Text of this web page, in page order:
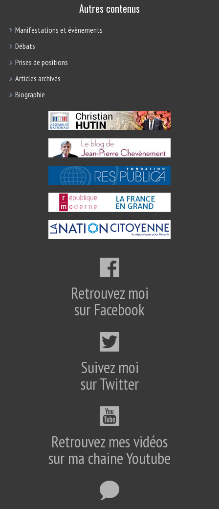
Autres contenus
Manifestations et évènements
Débats
Prises de positions
Articles archivés
Biographie
Retrouvez moi
sur Facebook
Suivez moi
sur Twitter
Retrouvez mes vidéos
sur ma chaine Youtube